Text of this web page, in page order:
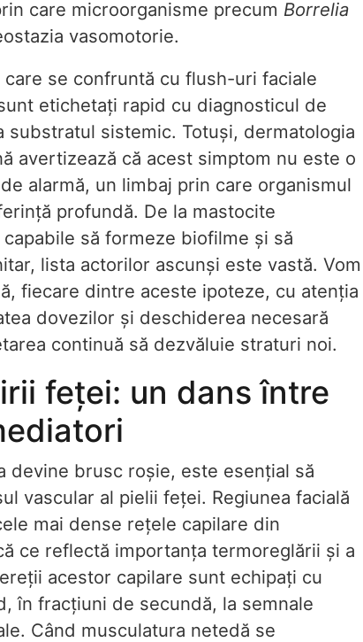
care microorganisme precum Borrelia
vasomotorie.
se confruntă cu flush-uri faciale
etichetați rapid cu diagnosticul de
substratul sistemic. Totuși, dermatologia
avertizează că acest simptom nu este o
alarmă, un limbaj prin care organismul
profundă. De la mastocite
să formeze biofilme și să
lista actorilor ascunși este vastă. Vom
fiecare dintre aceste ipoteze, cu atenția
dovezilor și deschiderea necesară
continuă să dezvăluie straturi noi.
feței: un dans între
devine brusc roșie, este esențial să
vascular al pielii feței. Regiunea facială
mai dense rețele capilare din
ce reflectă importanța termoreglării și a
acestor capilare sunt echipați cu
în fracțiuni de secundă, la semnale
Când musculatura netedă se